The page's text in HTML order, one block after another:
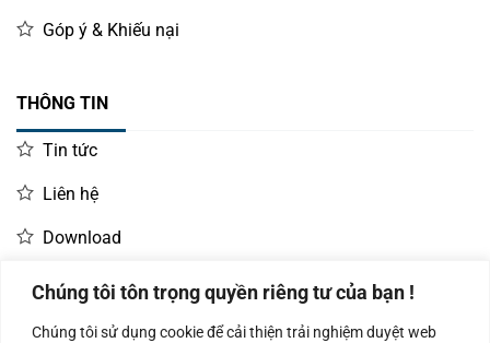
Chúng tôi tôn trọng quyền riêng tư của bạn !
Chúng tôi sử dụng cookie để cải thiện trải nghiệm duyệt web
Góp ý & Khiếu nại
THÔNG TIN
Tin tức
Liên hệ
Download
LIÊN HỆ MUA HÀNG